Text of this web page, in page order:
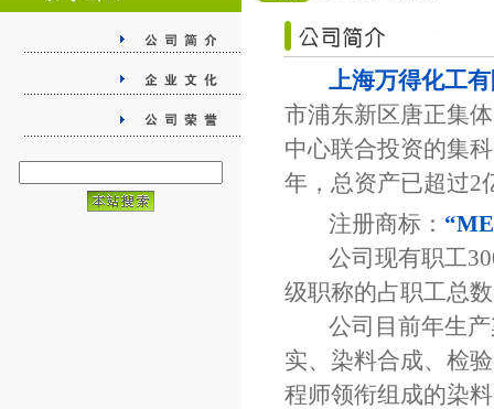
上海万得化工
市浦东新区唐正集
中心联合投资的集
年，总资产已超过2
注册商标：
公司现有职工300
级职称的占职工总
公司目前年生产
实、染料合成、检
程师领衔组成的染